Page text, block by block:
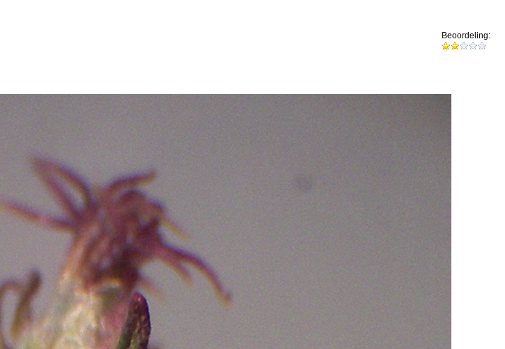
Beoordeling: